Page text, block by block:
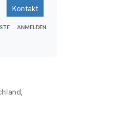
Kontakt
ANMELDEN